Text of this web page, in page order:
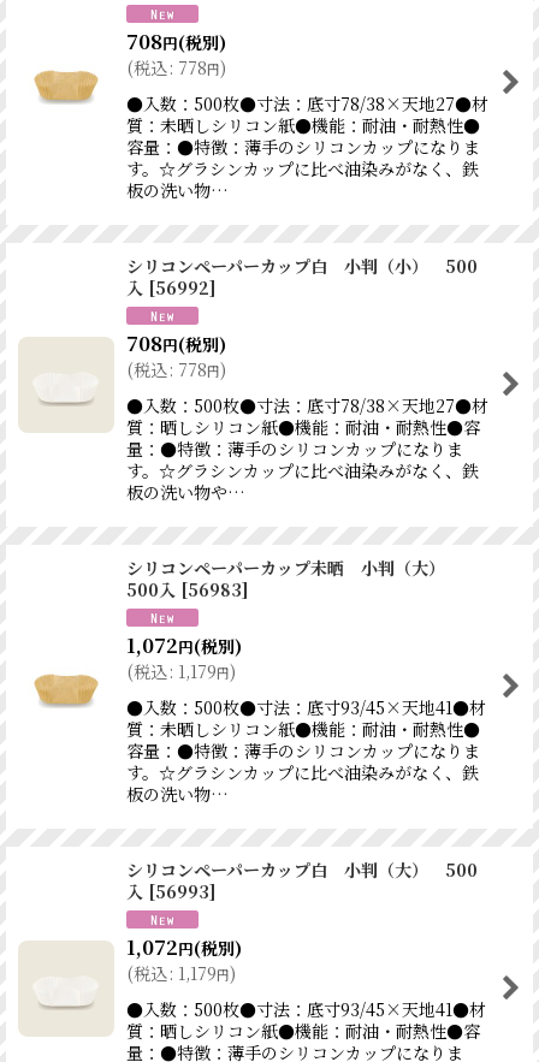
708円(税別)
(税込: 778円)
●入数：500枚●寸法：底寸78/38×天地27●材
質：未晒しシリコン紙●機能：耐油・耐熱性●
容量：●特徴：薄手のシリコンカップになりま
す。☆グラシンカップに比べ油染みがなく、鉄
板の洗い物…
シリコンペーパーカップ白 小判（小） 500
入 [56992]
708円(税別)
(税込: 778円)
●入数：500枚●寸法：底寸78/38×天地27●材
質：晒しシリコン紙●機能：耐油・耐熱性●容
量：●特徴：薄手のシリコンカップになりま
す。☆グラシンカップに比べ油染みがなく、鉄
板の洗い物や…
シリコンペーパーカップ未晒 小判（大）
500入 [56983]
1,072円(税別)
(税込: 1,179円)
●入数：500枚●寸法：底寸93/45×天地41●材
質：未晒しシリコン紙●機能：耐油・耐熱性●
容量：●特徴：薄手のシリコンカップになりま
す。☆グラシンカップに比べ油染みがなく、鉄
板の洗い物…
シリコンペーパーカップ白 小判（大） 500
入 [56993]
1,072円(税別)
(税込: 1,179円)
●入数：500枚●寸法：底寸93/45×天地41●材
質：晒しシリコン紙●機能：耐油・耐熱性●容
量：●特徴：薄手のシリコンカップになりま